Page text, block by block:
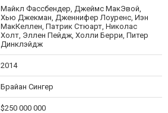
Майкл Фассбендер, Джеймс МакЭвой,
Хью Джекман, Дженнифер Лоуренс, Иэн
МакКеллен, Патрик Стюарт, Николас
Холт, Эллен Пейдж, Холли Берри, Питер
Динклэйдж
2014
Брайан Сингер
$250 000 000